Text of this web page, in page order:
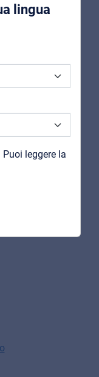
lingua
leggere la